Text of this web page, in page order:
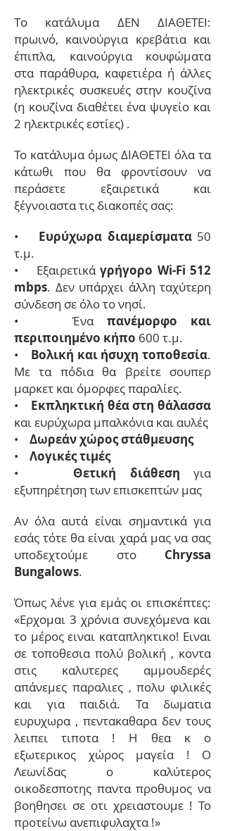
Tο κατάλυμα ΔΕΝ ΔΙΑΘΕΤΕΙ:
πρωινό, καινούργια κρεβάτια και
έπιπλα, καινούργια κουφώματα
στα παράθυρα, καφετιέρα ή άλλες
ηλεκτρικές συσκευές στην κουζίνα
(η κουζίνα διαθέτει ένα ψυγείο και
2 ηλεκτρικές εστίες) .
Το κατάλυμα όμως ΔΙΑΘΕΤΕΙ όλα τα
κάτωθι που θα φροντίσουν να
περάσετε εξαιρετικά και
ξέγνοιαστα τις διακοπές σας:
• Ευρύχωρα διαμερίσματα50
τ.μ.
• Εξαιρετικάγρήγορο Wi-Fi 512
mbps. Δεν υπάρχει άλλη ταχύτερη
σύνδεση σε όλο το νησί.
• Έναπανέμορφο και
περιποιημένο κήπο 600 τ.μ.
• Βολική και ήσυχη τοποθεσία.
Με τα πόδια θα βρείτε σουπερ
μαρκετ και όμορφες παραλίες.
• Εκπληκτική θέα στη θάλασσα
και ευρύχωρα μπαλκόνια και αυλές
• Δωρεάν χώρος στάθμευσης
• Λογικές τιμές
• Θετική διάθεση για
εξυπηρέτηση των επισκεπτών μας
Αν όλα αυτά είναι σημαντικά για
εσάς τότε θα είναι χαρά μας να σας
υποδεχτούμε στο Chryssa
Bungalows.
Όπως λένε για εμάς οι επισκέπτες:
«Ερχομαι 3 χρόνια συνεχόμενα και
το μέρος ειναι καταπληκτικο! Ειναι
σε τοποθεσια πολύ βολική , κοντα
στις καλυτερες αμμουδερές
απάνεμες παραλιες , πολυ φιλικές
και για παιδιά. Τα δωματια
ευρυχωρα , πεντακαθαρα δεν τους
λειπει τιποτα ! Η θεα κ ο
εξωτερικος χώρος μαγεία ! Ο
Λεωνίδας ο καλύτερος
οικοδεσποτης παντα προθυμος να
βοηθησει σε οτι χρειαστουμε ! Το
προτείνω ανεπιφυλαχτα !»